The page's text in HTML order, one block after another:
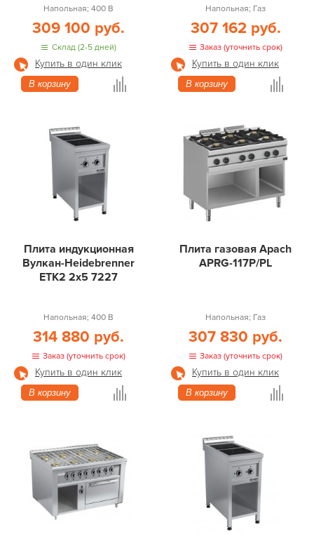
Напольная; 400 В
309 100 руб.
Склад (2-5 дней)
Купить в один клик
В корзину
Напольная; Газ
307 162 руб.
Заказ (уточнить срок)
Купить в один клик
В корзину
Плита индукционная
Вулкан-Heidebrenner
ETK2 2х5 7227
Напольная; 400 В
314 880 руб.
Заказ (уточнить срок)
Купить в один клик
В корзину
Плита газовая Apach
APRG-117P/PL
Напольная; Газ
307 830 руб.
Заказ (уточнить срок)
Купить в один клик
В корзину